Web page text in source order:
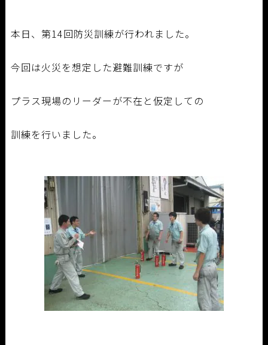
本日、第14回防災訓練が行われました。
今回は火災を想定した避難訓練ですが
プラス現場のリーダーが不在と仮定しての
訓練を行いました。